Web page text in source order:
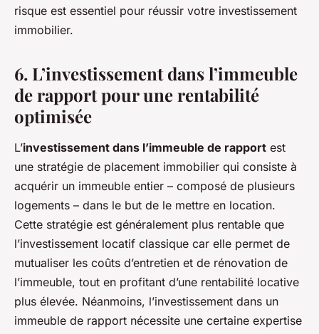
risque est essentiel pour réussir votre investissement
immobilier.
6. L’investissement dans l’immeuble
de rapport pour une rentabilité
optimisée
L’investissement dans l’immeuble de rapport est
une stratégie de placement immobilier qui consiste à
acquérir un immeuble entier – composé de plusieurs
logements – dans le but de le mettre en location.
Cette stratégie est généralement plus rentable que
l’investissement locatif classique car elle permet de
mutualiser les coûts d’entretien et de rénovation de
l’immeuble, tout en profitant d’une rentabilité locative
plus élevée. Néanmoins, l’investissement dans un
immeuble de rapport nécessite une certaine expertise